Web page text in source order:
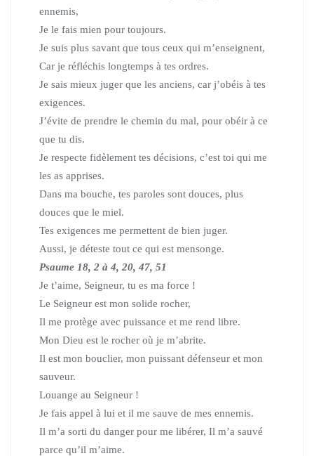
ennemis,
Je le fais mien pour toujours.
Je suis plus savant que tous ceux qui m’enseignent,
Car je réfléchis longtemps à tes ordres.
Je sais mieux juger que les anciens, car j’obéis à tes
exigences.
J’évite de prendre le chemin du mal, pour obéir à ce
que tu dis.
Je respecte fidèlement tes décisions, c’est toi qui me
les as apprises.
Dans ma bouche, tes paroles sont douces, plus
douces que le miel.
Tes exigences me permettent de bien juger.
Aussi, je déteste tout ce qui est mensonge.
Psaume 18, 2 à 4, 20, 47, 51
Je t’aime, Seigneur, tu es ma force !
Le Seigneur est mon solide rocher,
Il me protège avec puissance et me rend libre.
Mon Dieu est le rocher où je m’abrite.
Il est mon bouclier, mon puissant défenseur et mon
sauveur.
Louange au Seigneur !
Je fais appel à lui et il me sauve de mes ennemis.
Il m’a sorti du danger pour me libérer, Il m’a sauvé
parce qu’il m’aime.